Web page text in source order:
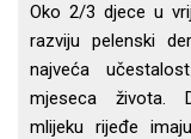
Oko 2/3 djece u
razviju pelenski
najveća
mjeseca života.
mlijeku rijeđe